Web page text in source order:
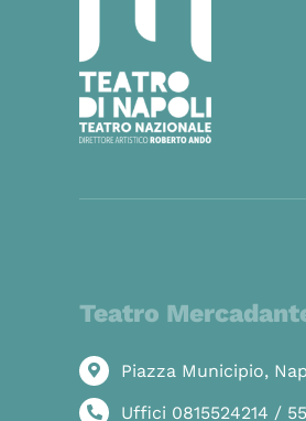
Teatro
Piazza Municipio,
Uffici 0815524214 /